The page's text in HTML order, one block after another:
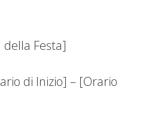
della Festa]
di Inizio] – [Orario